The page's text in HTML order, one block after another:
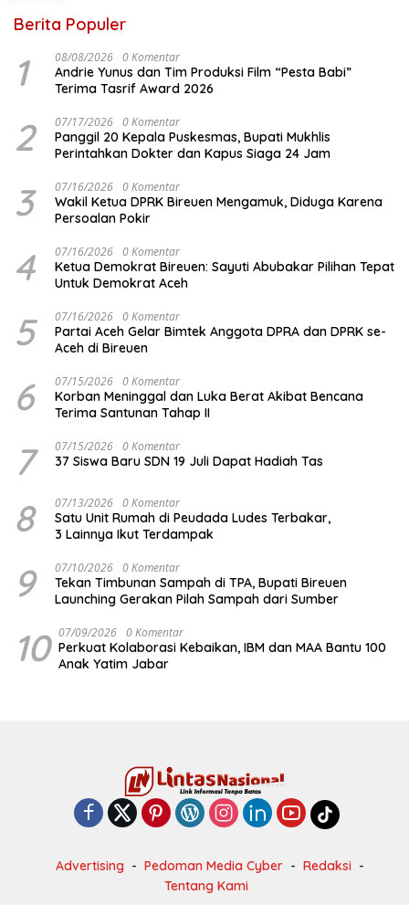
Berita Populer
1 08/08/2026 0 Komentar
Andrie Yunus dan Tim Produksi Film “Pesta Babi”
Terima Tasrif Award 2026
2 07/17/2026 0 Komentar
Panggil 20 Kepala Puskesmas, Bupati Mukhlis
Perintahkan Dokter dan Kapus Siaga 24 Jam
3 07/16/2026 0 Komentar
Wakil Ketua DPRK Bireuen Mengamuk, Diduga Karena
Persoalan Pokir
4 07/16/2026 0 Komentar
Ketua Demokrat Bireuen: Sayuti Abubakar Pilihan Tepat
Untuk Demokrat Aceh
5 07/16/2026 0 Komentar
Partai Aceh Gelar Bimtek Anggota DPRA dan DPRK se-
Aceh di Bireuen
6 07/15/2026 0 Komentar
Korban Meninggal dan Luka Berat Akibat Bencana
Terima Santunan Tahap II
7 07/15/2026 0 Komentar
37 Siswa Baru SDN 19 Juli Dapat Hadiah Tas
8 07/13/2026 0 Komentar
Satu Unit Rumah di Peudada Ludes Terbakar,
3 Lainnya Ikut Terdampak
9 07/10/2026 0 Komentar
Tekan Timbunan Sampah di TPA, Bupati Bireuen
Launching Gerakan Pilah Sampah dari Sumber
10 07/09/2026 0 Komentar
Perkuat Kolaborasi Kebaikan, IBM dan MAA Bantu 100
Anak Yatim Jabar
Advertising Pedoman Media Cyber
Redaksi
Tentang Kami